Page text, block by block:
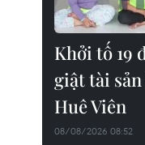
Khởi tố 19
giật tài
Huê Viên
08/08/2026 08:52